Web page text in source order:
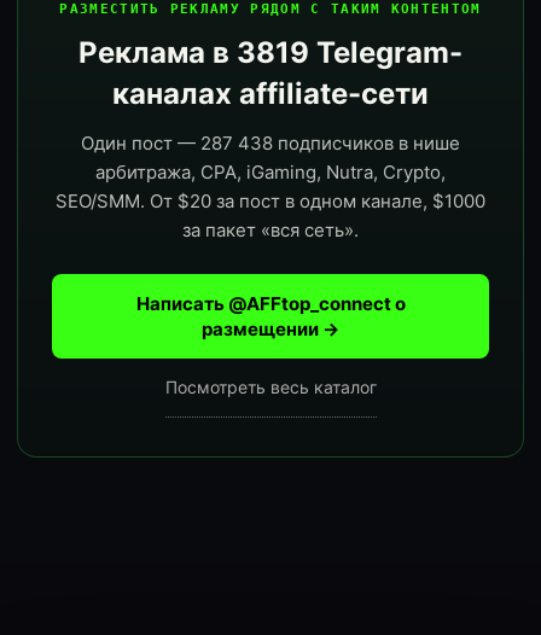
РАЗМЕСТИТЬ РЕКЛАМУ РЯДОМ С ТАКИМ КОНТЕНТОМ
Реклама в 3819 Telegram-
каналах affiliate-сети
Один пост — 287 438 подписчиков в нише
арбитража, CPA, iGaming, Nutra, Crypto,
SEO/SMM. От $20 за пост в одном канале, $1000
за пакет «вся сеть».
Написать @AFFtop_connect о
размещении →
Посмотреть весь каталог